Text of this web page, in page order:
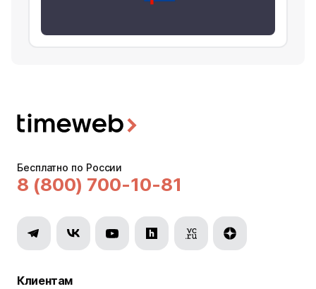
Бесплатно по России
8 (800) 700-10-81
Клиентам